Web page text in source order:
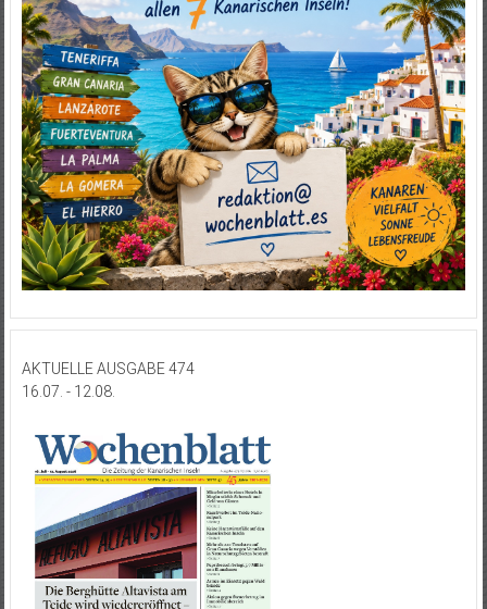
AKTUELLE AUSGABE 474
16.07. - 12.08.